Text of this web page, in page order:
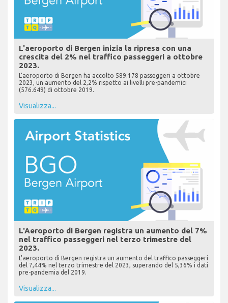
L'aeroporto di Bergen inizia la ripresa con una
crescita del 2% nel traffico passeggeri a ottobre
2023.
L'aeroporto di Bergen ha accolto 589.178 passeggeri a ottobre
2023, un aumento del 2,2% rispetto ai livelli pre-pandemici
(576.649) di ottobre 2019.
Visualizza...
L'Aeroporto di Bergen registra un aumento del 7%
nel traffico passeggeri nel terzo trimestre del
2023.
L'aeroporto di Bergen registra un aumento del traffico passeggeri
del 7,44% nel terzo trimestre del 2023, superando del 5,36% i dati
pre-pandemia del 2019.
Visualizza...